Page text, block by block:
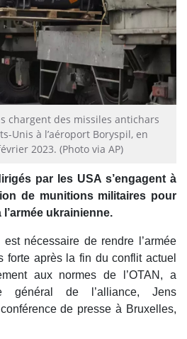
chargent des missiles antichars
Unis à l’aéroport Boryspil, en
2023. (Photo via AP)
par les USA s’engagent à
de munitions militaires pour
ukrainienne.
est nécessaire de rendre l’armée
forte après la fin du conflit actuel
aux normes de l’OTAN, a
général de l’alliance, Jens
de presse à Bruxelles,